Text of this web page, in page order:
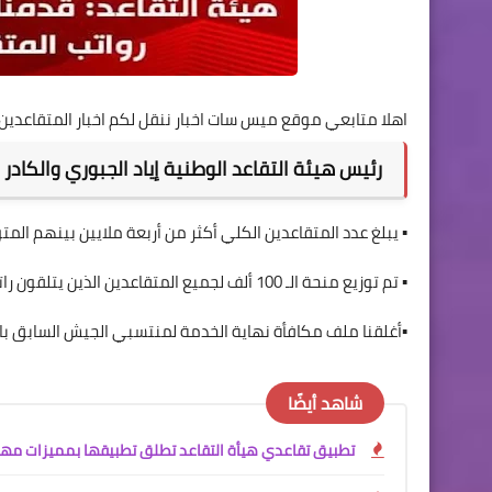
اهلا متابعي موقع ميس سات اخبار ننقل لكم اخبار المتقاعدين
رئيس هيئة التقاعد الوطنية إياد الجبوري
▪️ يبلغ عدد المتقاعدين الكلي أكثر من أربعة ملايين بينهم
▪️ تم توزيع منحة الـ 100 ألف لجميع المتقاعدين الذين يتلقون راتباً دون 500 ألف دينار
▪️أغلقنا ملف مكافأة نهاية الخدمة لمنتسبي الجيش السابق
شاهد أيضًا
تطبيق تقاعدي هيأة التقاعد تطلق تطبيقها بمميزات